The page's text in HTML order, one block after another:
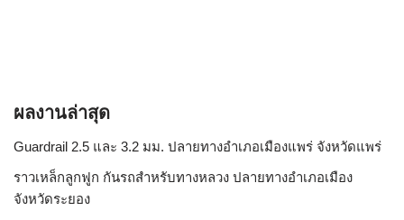
ผลงานล่าสุด
Guardrail 2.5 และ 3.2 มม. ปลายทางอำเภอเมืองแพร่ จังหวัดแพร่
ราวเหล็กลูกฟูก กันรถสําหรับทางหลวง ปลายทางอำเภอเมือง
จังหวัดระยอง